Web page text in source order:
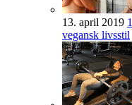
13. april 2019 1
vegansk livsstil